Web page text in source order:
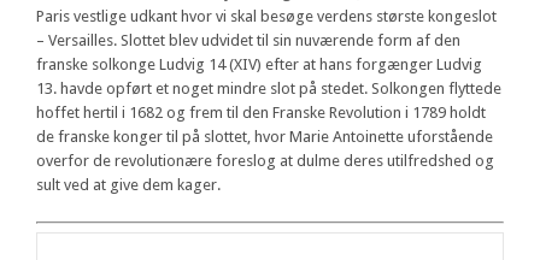
Paris vestlige udkant hvor vi skal besøge verdens største kongeslot
– Versailles. Slottet blev udvidet til sin nuværende form af den
franske solkonge Ludvig 14 (XIV) efter at hans forgænger Ludvig
13. havde opført et noget mindre slot på stedet. Solkongen flyttede
hoffet hertil i 1682 og frem til den Franske Revolution i 1789 holdt
de franske konger til på slottet, hvor Marie Antoinette uforstående
overfor de revolutionære foreslog at dulme deres utilfredshed og
sult ved at give dem kager.